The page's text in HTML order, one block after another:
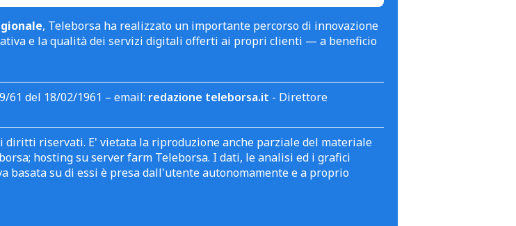
, Teleborsa ha realizzato un importante percorso di innovazione
e la qualità dei servizi digitali offerti ai propri clienti — a beneficio
61 del 18/02/1961 – email: redazione teleborsa.it - Direttore
i diritti riservati. E' vietata la riproduzione anche parziale del materiale
hosting su server farm Teleborsa. I dati, le analisi ed i grafici
basata su di essi è presa dall'utente autonomamente e a proprio